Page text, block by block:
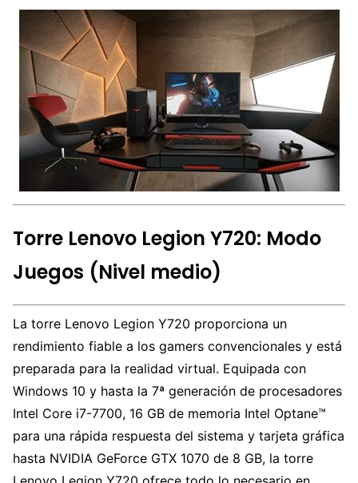
Torre Lenovo Legion Y720: Modo
Juegos (Nivel medio)
La torre Lenovo Legion Y720 proporciona un
rendimiento fiable a los gamers convencionales y está
preparada para la realidad virtual. Equipada con
Windows 10 y hasta la 7ª generación de procesadores
Intel Core i7-7700, 16 GB de memoria Intel Optane™
para una rápida respuesta del sistema y tarjeta gráfica
hasta NVIDIA GeForce GTX 1070 de 8 GB, la torre